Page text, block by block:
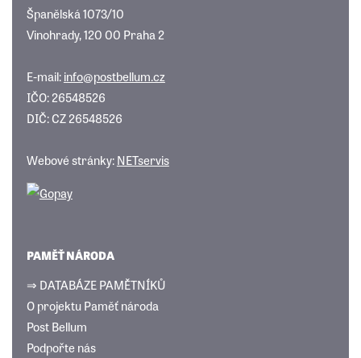
Španělská 1073/10
Vinohrady, 120 00 Praha 2
E-mail:info@postbellum.cz
IČO: 26548526
DIČ: CZ 26548526
Webové stránky:NETservis
PAMĚŤ NÁRODA
⇒ DATABÁZE PAMĚTNÍKŮ
O projektu Paměť národa
Post Bellum
Podpořte nás